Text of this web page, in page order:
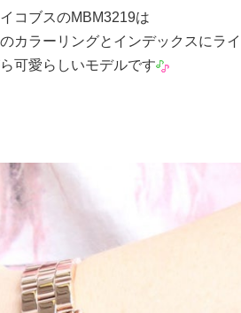
コブスのMBM3219は
カラーリングとインデックスにラ
可愛らしいモデルです